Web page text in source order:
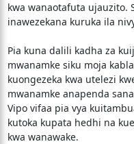
kwa wanaotafuta ujauzito.
inawezekana kuruka ila
Pia kuna dalili kadha za
mwanamke siku moja
kuongezeka kwa utelezi
mwanamke anapenda
Vipo vifaa pia vya
kutoka kupata hedhi na
kwa wanawake.